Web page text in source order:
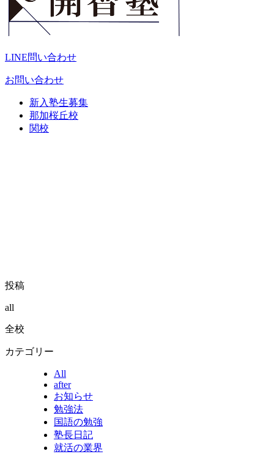
LINE問い合わせ
お問い合わせ
新入塾生募集
那加桜丘校
関校
投稿
all
全校
カテゴリー
All
after
お知らせ
勉強法
国語の勉強
塾長日記
就活の業界